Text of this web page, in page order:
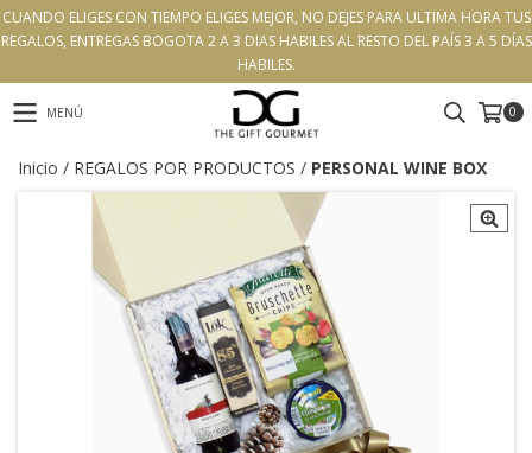
CUANDO ELIGES CON TIEMPO ELIGES MEJOR, NO DEJES PARA ULTIMA HORA TUS
REGALOS, ENTREGAS BOGOTA 2 A 3 DIAS HABILES AL RESTO DEL PAÍS 3 A 5 DÍAS
HABILES.
MENÚ 0
Inicio / REGALOS POR PRODUCTOS / PERSONAL WINE BOX